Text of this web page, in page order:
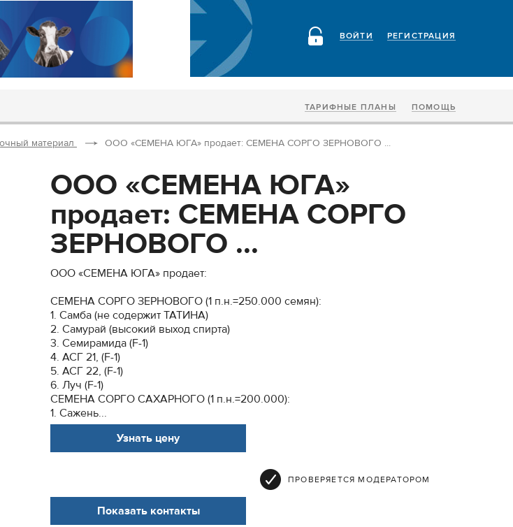
РЕГИСТРАЦИЯ
ВОЙТИ
ТАРИФНЫЕ ПЛАНЫ ПОМОЩЬ
материал ООО «СЕМЕНА ЮГА» продает: СЕМЕНА СОРГО ЗЕРНОВОГО ...
ООО «СЕМЕНА ЮГА»
продает: СЕМЕНА СОРГО
ЗЕРНОВОГО ...
ООО «СЕМЕНА ЮГА» продает:
СЕМЕНА СОРГО ЗЕРНОВОГО (1 п.н.=250.000 семян):
1. Самба (не содержит ТАТИНА)
2. Самурай (высокий выход спирта)
3. Семирамида (F-1)
4. АСГ 21, (F-1)
5. АСГ 22, (F-1)
6. Луч (F-1)
СЕМЕНА СОРГО САХАРНОГО (1 п.н.=200.000):
1. Сажень...
Узнать цену
ПРОВЕРЯЕТСЯ МОДЕРАТОРОМ
Показать контакты